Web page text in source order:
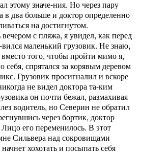
этому значе-ния. Но через пару
в два больше и доктор определенно
на достигнутом.
с пляжа, я увидел, как перед
маленький грузовик. Не знаю,
того, чтобы пройти мимо я,
себя, спрятался за корявым деревом
Грузовик просигналил и вскоре
не видел доктора та-ким
он почти бежал, размахивая
водитель, но Северин не обратил
через бортик, доктор
его переменилось. В этот
Сильвера над сокровищами
хохотать и посыпать себя